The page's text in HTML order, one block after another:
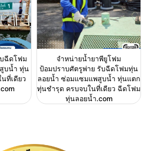
ฉีดโฟม
บน้ำ ทุ่น
ที่เดียว
จำหน่ายน้ำยาพียูโฟม
ป้อมปราบศัตรูพ่าย รับฉีดโฟมทุ่น
ลอยน้ำ ซ่อมแซมแพสูบน้ำ ทุ่นแตก
ทุ่นชำรุด ครบจบในที่เดียว ฉีดโฟม
ทุ่นลอยน้ำ.com